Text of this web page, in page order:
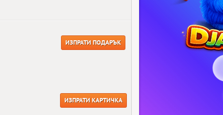
ИЗПРАТИ ПОДАРЪК
ИЗПРАТИ КАРТИЧКА